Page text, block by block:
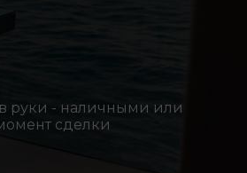
руки - наличными или
сделки